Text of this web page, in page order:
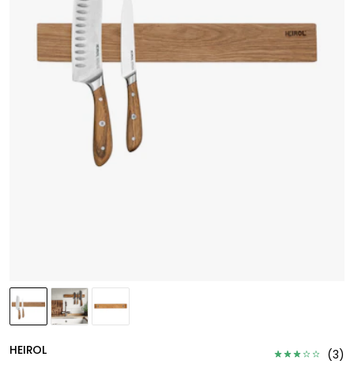
HEIROL (3)